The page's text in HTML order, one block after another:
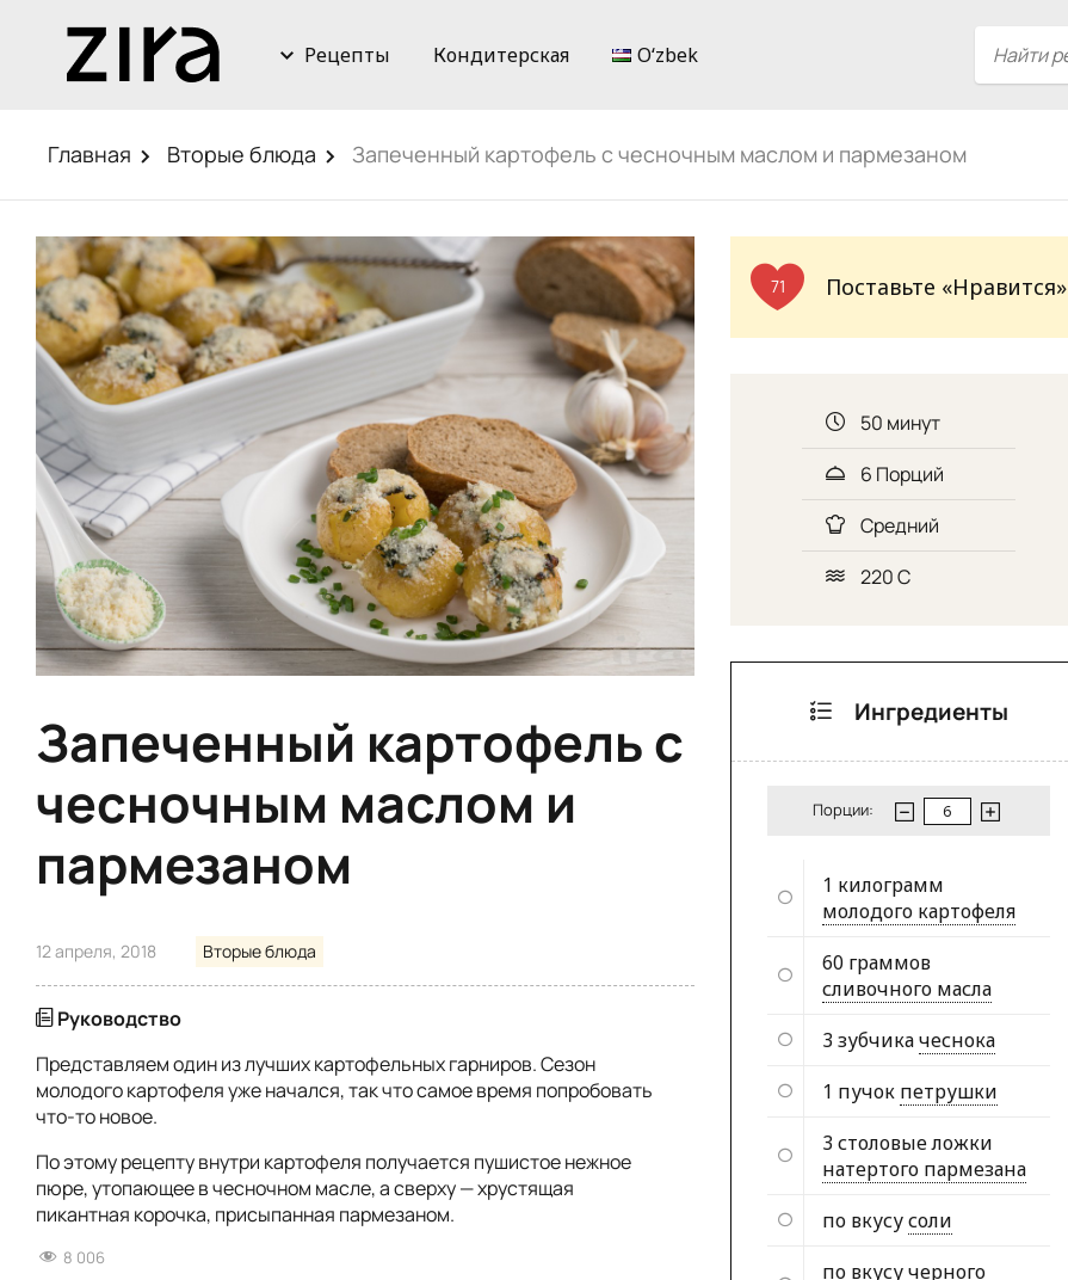
Рецепты Кондитерская Oʻzbek
Главная Вторые блюда Запеченный картофель с чесночным маслом и пармезаном
Запеченный картофель с
чесночным маслом и
пармезаном
12 апреля, 2018 Вторые блюда
Руководство
Представляем один из лучших картофельных гарниров. Сезон
молодого картофеля уже начался, так что самое время попробовать
что-то новое.
По этому рецепту внутри картофеля получается пушистое нежное
пюре, утопающее в чесночном масле, а сверху — хрустящая
пикантная корочка, присыпанная пармезаном.
8 006
71 Поставьте «Нравится»
50 минут
6 Порций
Средний
220 С
Ингредиенты
Порции:
1 килограмм
молодого картофеля
60 граммов
сливочного масла
3 зубчикачеснока
1 пучок петрушки
3 столовые ложки
натертого пармезана
по вкусусоли
по вкусучерного